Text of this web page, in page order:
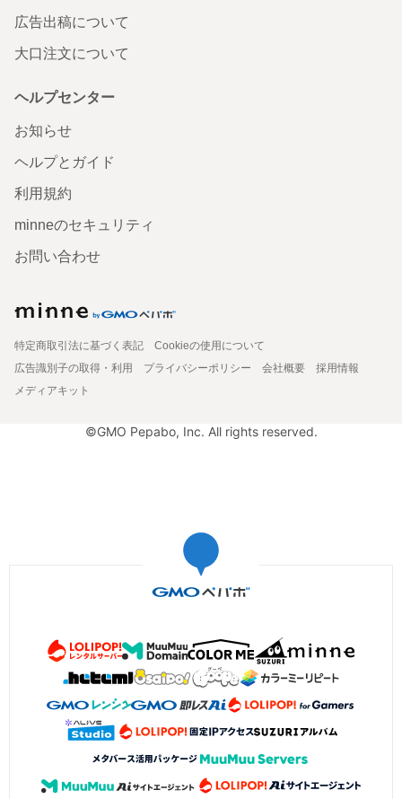
広告出稿について
大口注文について
ヘルプセンター
お知らせ
ヘルプとガイド
利用規約
minneのセキュリティ
お問い合わせ
特定商取引法に基づく表記
Cookieの使用について
広告識別子の取得・利用
プライバシーポリシー 会社概要
採用情報
メディアキット
©GMO Pepabo, Inc. All rights reserved.